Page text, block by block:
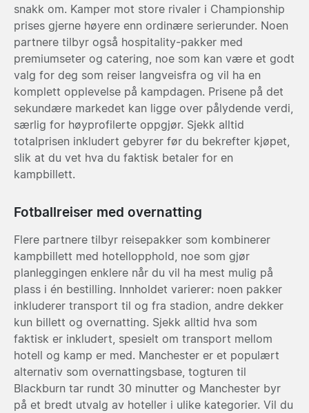
snakk om. Kamper mot store rivaler i Championship
prises gjerne høyere enn ordinære serierunder. Noen
partnere tilbyr også hospitality-pakker med
premiumseter og catering, noe som kan være et godt
valg for deg som reiser langveisfra og vil ha en
komplett opplevelse på kampdagen. Prisene på det
sekundære markedet kan ligge over pålydende verdi,
særlig for høyprofilerte oppgjør. Sjekk alltid
totalprisen inkludert gebyrer før du bekrefter kjøpet,
slik at du vet hva du faktisk betaler for en
kampbillett.
Fotballreiser med overnatting
Flere partnere tilbyr reisepakker som kombinerer
kampbillett med hotellopphold, noe som gjør
planleggingen enklere når du vil ha mest mulig på
plass i én bestilling. Innholdet varierer: noen pakker
inkluderer transport til og fra stadion, andre dekker
kun billett og overnatting. Sjekk alltid hva som
faktisk er inkludert, spesielt om transport mellom
hotell og kamp er med. Manchester er et populært
alternativ som overnattingsbase, togturen til
Blackburn tar rundt 30 minutter og Manchester byr
på et bredt utvalg av hoteller i ulike kategorier. Vil du